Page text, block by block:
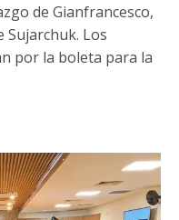
de Gianfrancesco,
Sujarchuk. Los
por la boleta para la